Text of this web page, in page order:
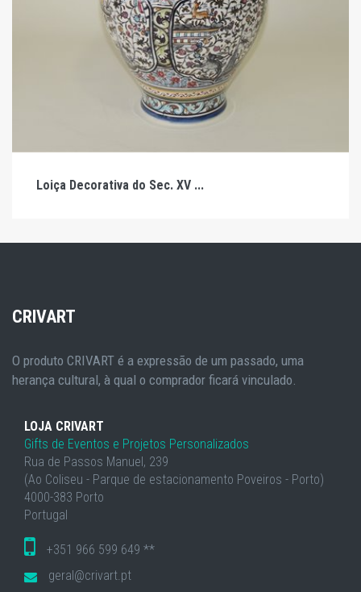
Loiça Decorativa do Sec. XV ...
CRIVART
O produto CRIVART é a expressão de um passado, uma
herança cultural, à qual o comprador ficará vinculado.
LOJA CRIVART
Gifts de Eventos e Projetos Personalizados
Rua de Passos Manuel, 239
(Ao Coliseu - Parque de estacionamento Poveiros - Porto)
4000-383 Porto
Portugal
+351 966 599 649 **
geral@crivart.pt